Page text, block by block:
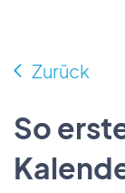
Zurück
So